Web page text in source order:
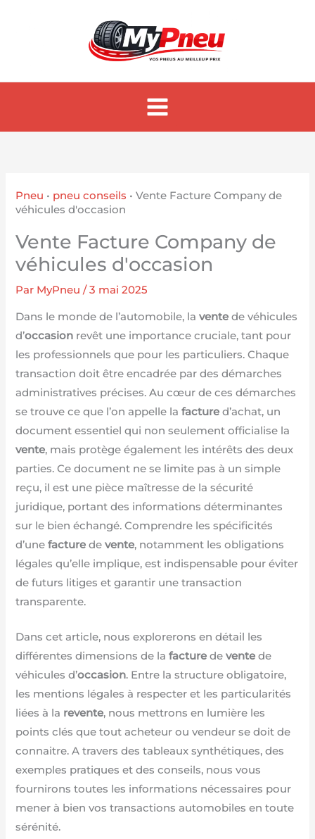
Pneu • pneu conseils •Vente Facture Company de
véhicules d'occasion
Vente Facture Company de
véhicules d'occasion
Par MyPneu/3 mai 2025
Dans le monde de l’automobile, lavente de véhicules
d’occasion revêt une importance cruciale, tant pour
les professionnels que pour les particuliers. Chaque
transaction doit être encadrée par des démarches
administratives précises. Au cœur de ces démarches
se trouve ce que l’on appelle lafacture d’achat, un
document essentiel qui non seulement officialise la
vente, mais protège également les intérêts des deux
parties. Ce document ne se limite pas à un simple
reçu, il est une pièce maîtresse de la sécurité
juridique, portant des informations déterminantes
sur le bien échangé. Comprendre les spécificités
d’unefacture devente, notamment les obligations
légales qu’elle implique, est indispensable pour éviter
de futurs litiges et garantir une transaction
transparente.
Dans cet article, nous explorerons en détail les
différentes dimensions de lafacture devente de
véhicules d’occasion. Entre la structure obligatoire,
les mentions légales à respecter et les particularités
liées à la revente, nous mettrons en lumière les
points clés que tout acheteur ou vendeur se doit de
connaitre. A travers des tableaux synthétiques, des
exemples pratiques et des conseils, nous vous
fournirons toutes les informations nécessaires pour
mener à bien vos transactions automobiles en toute
sérénité.